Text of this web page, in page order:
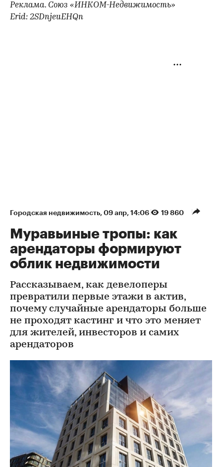
Реклама. Союз «ИНКОМ-Недвижимость»
Erid: 2SDnjeuEHQn
Городская недвижимость 09 апр, 14:06 19 860
Муравьиные тропы: как
арендаторы формируют
облик недвижимости
Рассказываем, как девелоперы
превратили первые этажи в актив,
почему случайные арендаторы больше
не проходят кастинг и что это меняет
для жителей, инвесторов и самих
арендаторов